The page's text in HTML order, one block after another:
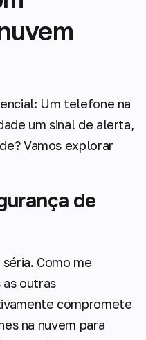
Um telefone na
um sinal de alerta,
Vamos explorar
de
Como me
as outras
compromete
na nuvem para